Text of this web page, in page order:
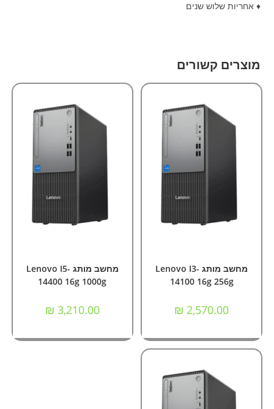
♦ אחריות שלוש שנים
מוצרים קשורים
מחשב מותג Lenovo I3-
14100 16g 256g
₪ 2,570.00
מחשב מותג Lenovo I5-
14400 16g 1000g
₪ 3,210.00